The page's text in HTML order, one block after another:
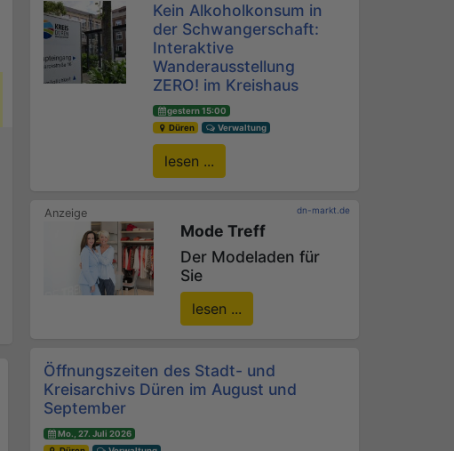
Kein Alkoholkonsum in
der Schwangerschaft:
Interaktive
Wanderausstellung
ZERO! im Kreishaus
gestern 15:00
Düren
Verwaltung
lesen ...
dn-markt.de
Mode Treff
Der Modeladen für
Sie
lesen ...
Öffnungszeiten des Stadt- und
Kreisarchivs Düren im August und
September
Mo., 27. Juli 2026